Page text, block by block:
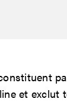
et exclut